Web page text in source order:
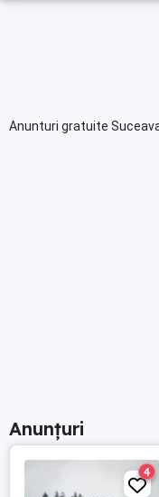
Anunturi gratuite
Anunțuri
4